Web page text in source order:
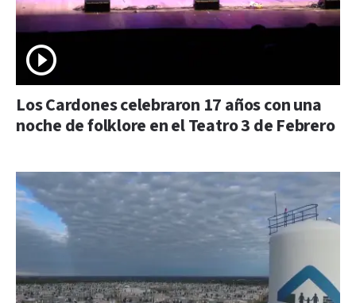
Los Cardones celebraron 17 años con una
noche de folklore en el Teatro 3 de Febrero